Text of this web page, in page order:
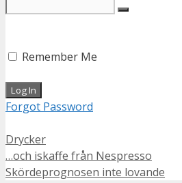
Remember Me
Forgot Password
Categories
Drycker
…och iskaffe från Nespresso
Skördeprognosen inte lovande